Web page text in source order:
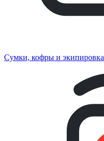
Сумки, кофры и экипировка